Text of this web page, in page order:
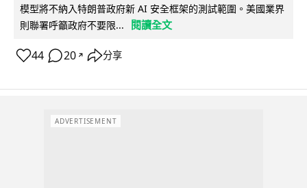
模型將不納入特朗普政府新 AI 安全框架的測試範圍。美國業界
則聯署呼籲政府不要限...
閱讀全文
44 20 ↗ 分享
ADVERTISEMENT